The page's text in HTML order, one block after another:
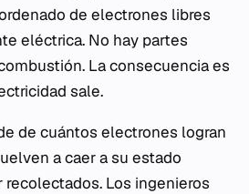
de electrones libres
eléctrica. No hay partes
La consecuencia es
sale.
de cuántos electrones logran
a caer a su estado
Los ingenieros